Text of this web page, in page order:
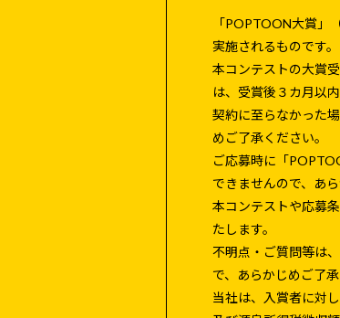
「POPTOON大賞」
実施されるものです。
本コンテストの大賞
は、受賞後３カ月以
契約に至らなかった
めご了承ください。
ご応募時に「
できませんので、あ
本コンテストや応募
たします。
不明点・ご質問等は
で、あらかじめご了承
当社は、入賞者に対